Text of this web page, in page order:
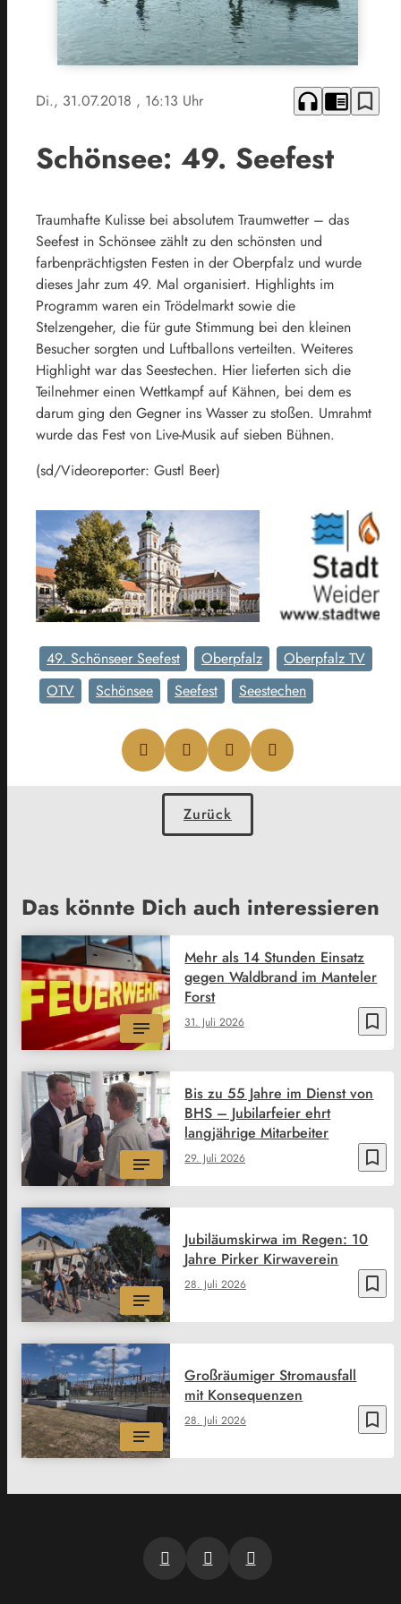
Di., 31.07.2018 , 16:13 Uhr headphones chrome_reader_mode bookmark_border
Schönsee: 49. Seefest
Traumhafte Kulisse bei absolutem Traumwetter – das
Seefest in Schönsee zählt zu den schönsten und
farbenprächtigsten Festen in der Oberpfalz und wurde
dieses Jahr zum 49. Mal organisiert. Highlights im
Programm waren ein Trödelmarkt sowie die
Stelzengeher, die für gute Stimmung bei den kleinen
Besucher sorgten und Luftballons verteilten. Weiteres
Highlight war das Seestechen. Hier lieferten sich die
Teilnehmer einen Wettkampf auf Kähnen, bei dem es
darum ging den Gegner ins Wasser zu stoßen. Umrahmt
wurde das Fest von Live-Musik auf sieben Bühnen.
(sd/Videoreporter: Gustl Beer)
49. Schönseer Seefest Oberpfalz
Oberpfalz TV
OTV
Schönsee Seefest Seestechen
Zurück
Das könnte Dich auch interessieren
bookmark_border
31. Juli 2026
Mehr als 14 Stunden Einsatz
gegen Waldbrand im Manteler
Forst
bookmark_border
29. Juli 2026
Bis zu 55 Jahre im Dienst von
BHS – Jubilarfeier ehrt
langjährige Mitarbeiter
bookmark_border
28. Juli 2026
Jubiläumskirwa im Regen: 10
Jahre Pirker Kirwaverein
bookmark_border
28. Juli 2026
Großräumiger Stromausfall
mit Konsequenzen